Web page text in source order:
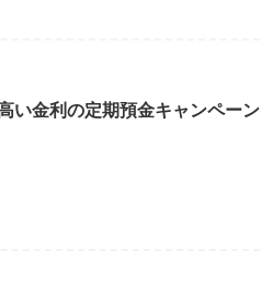
い金利の定期預金キャンペーン